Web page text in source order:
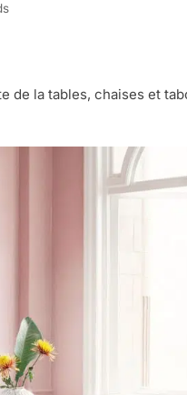
de la tables, chaises et